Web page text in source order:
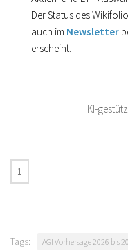
Der Status des
auch im Newsletter
erscheint.
KI-
Tags: AGI Vorhersage 2026 bis